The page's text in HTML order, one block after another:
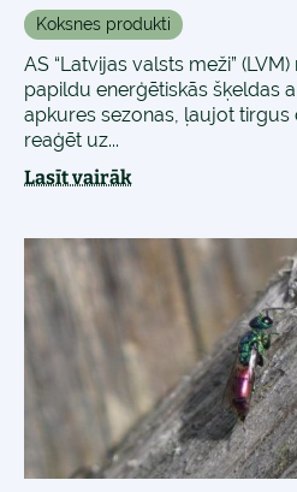
Koksnes produkti
AS “Latvijas valsts meži”
papildu enerģētiskās šķeldas
apkures sezonas, ļaujot tirgus
reaģēt uz...
Lasīt vairāk